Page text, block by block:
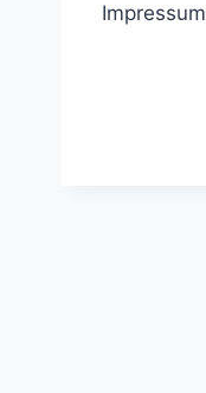
Impressum